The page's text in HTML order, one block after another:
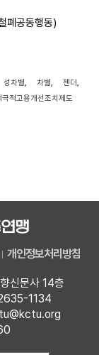
폐공동행동)
성차별, 차별, 젠더,
극적고용개선조치제도
개인정보처리방침
신문사 14층
1134